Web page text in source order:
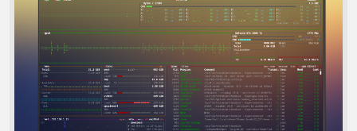
twitterinstagram
youtubetwitch